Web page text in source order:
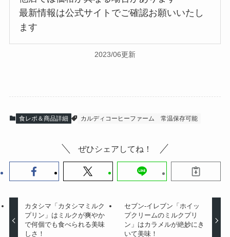
最新情報は公式サイトでご確認お願いいたし
ます
2023/06更新
食レポ＆商品詳細 カルディコーヒーファーム 常温保存可能
ぜひシェアしてね！
カタシマ「カタシマミルク
プリン」はミルクが爽やか
で何個でも食べられる美味
しさ！
セブン-イレブン「ホイッ
プクリームのミルクプリ
ン」はカラメルが絶妙にき
いて美味！